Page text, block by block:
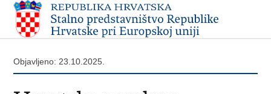
Objavljeno: 23.10.2025.